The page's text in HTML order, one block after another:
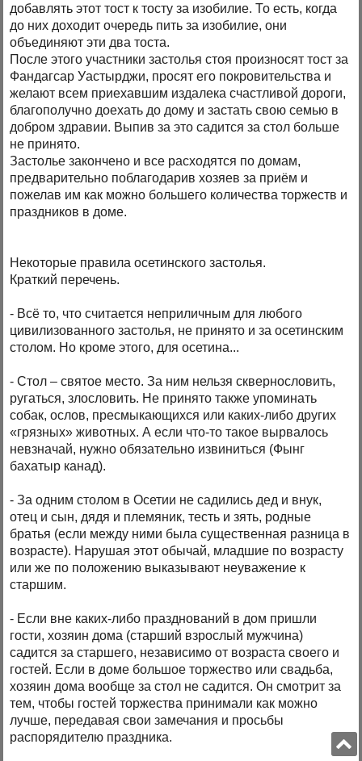
добавлять этот тост к тосту за изобилие. То есть, когда
до них доходит очередь пить за изобилие, они
объединяют эти два тоста.
После этого участники застолья стоя произносят тост за
Фандагсар Уастырджи, просят его покровительства и
желают всем приехавшим издалека счастливой дороги,
благополучно доехать до дому и застать свою семью в
добром здравии. Выпив за это садится за стол больше
не принято.
Застолье закончено и все расходятся по домам,
предварительно поблагодарив хозяев за приём и
пожелав им как можно большего количества торжеств и
праздников в доме.
Некоторые правила осетинского застолья.
Краткий перечень.
- Всё то, что считается неприличным для любого
цивилизованного застолья, не принято и за осетинским
столом. Но кроме этого, для осетина...
- Стол – святое место. За ним нельзя сквернословить,
ругаться, злословить. Не принято также упоминать
собак, ослов, пресмыкающихся или каких-либо других
«грязных» животных. А если что-то такое вырвалось
невзначай, нужно обязательно извиниться (Фынг
бахатыр канад).
- За одним столом в Осетии не садились дед и внук,
отец и сын, дядя и племяник, тесть и зять, родные
братья (если между ними была существенная разница в
возрасте). Нарушая этот обычай, младшие по возрасту
или же по положению выказывают неуважение к
старшим.
- Если вне каких-либо празднований в дом пришли
гости, хозяин дома (старший взрослый мужчина)
садится за старшего, независимо от возраста своего и
гостей. Если в доме большое торжество или свадьба,
хозяин дома вообще за стол не садится. Он смотрит за
тем, чтобы гостей торжества принимали как можно
лучше, передавая свои замечания и просьбы
распорядителю праздника.